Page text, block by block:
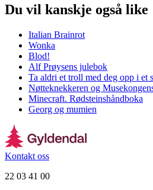
Du vil kanskje også like
Italian Brainrot
Wonka
Blod!
Alf Prøysens julebok
Ta aldri et troll med deg opp i et
Nøtteknekkeren og
Minecraft. Rødsteinshåndboka
Georg og mumien
Kontakt oss
22 03 41 00